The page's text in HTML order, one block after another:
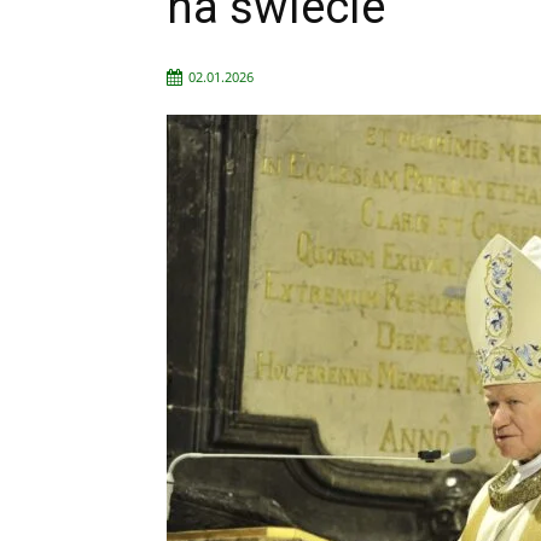
02.01.2026